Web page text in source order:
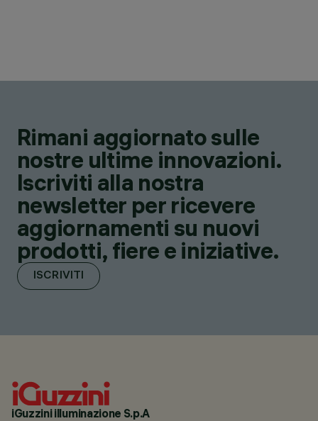
Rimani aggiornato sulle
nostre ultime innovazioni.
Iscriviti alla nostra
newsletter per ricevere
aggiornamenti su nuovi
prodotti, fiere e iniziative.
ISCRIVITI
iGuzzini illuminazione S.p.A